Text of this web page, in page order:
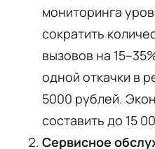
мониторинга
сократить
вызовов на
одной откачки в
5000 рублей.
составить до 15
Сервисное